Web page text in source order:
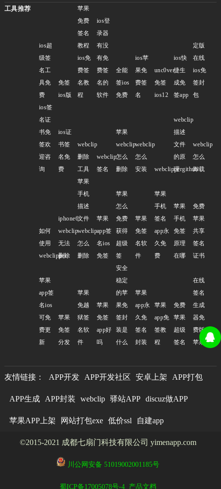
工具推荐
ios超
级签
名工
具免
费
免签
ios版
苹果
免费
签名
教程
ios免
费签
名教
程
ios登
录器
有没
有免
费签
名的
软件
全能
签ios
免费
ios苹
果免
费签
名
unc0ver
免签
ios12
ios快
捷生
成免
签app
定版
在线
ios免
签封
包
ios签
名证
书免
签欢
迎咨
询
ios证
书签
名免
费
webclip
删除
工具
webclip
签名
苹果
webclip
怎么
删除
webclip
怎么
安装
webclippergithub
webclip
描述
文件
的原
理
webclip
怎么
卸载
如何
使用
webclipper
iphone6
webclip
无法
删除
苹果
手机
描述
文件
webclip
怎么
删除
苹果
app签
名ios
免签
苹果
怎么
免费
获得
超级
签
苹果
免签
名软
件
苹果
手机
签名
app永
久免
费
苹果
手机
免签
原理
在哪
免费
苹果
共享
签名
证书
苹果
app签
名ios
可免
费更
新
苹果
免签
分发
苹果
免越
狱签
名软
件
苹果
免签
app好
吗
安全
稳定
的苹
果免
签封
装是
什么
苹果
app永
久免
签名
封装
苹果
app免
签教
程
免费
苹果
超级
签名
在线
签名
生成
器免
费版
苹果
友情链接： APP开发 APP开发社区 安卓上架 APP打包
APP生成 APP封装 webclip 驿站APP discuz做APP
苹果APP上架 网站打包exe 低价ssl 自建app
©2015-2021 成都七扇门科技有限公司 yimenapp.com
川公网安备 51019002001185号
蜀ICP备17005078号-4 产品文档